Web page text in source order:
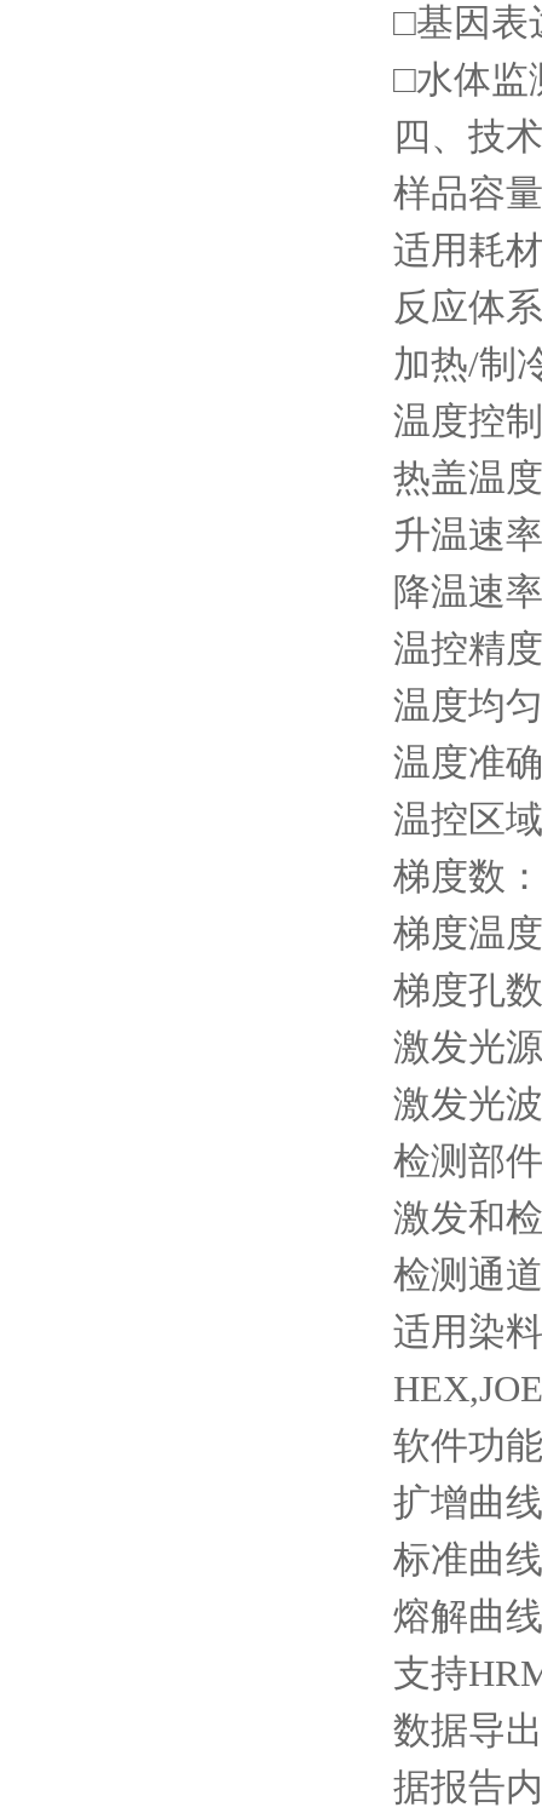
□基因表
□水体监
四、技
样品容
适用耗
反应体
加热/制
温度控
热盖温
升温速
降温速
温控精
温度均
温度准
温控区
梯度数
梯度温
梯度孔
激发光
激发光
检测部
激发和
检测通
适用染
软件功
扩增曲
标准曲
熔解曲
支持
数据导
据报告